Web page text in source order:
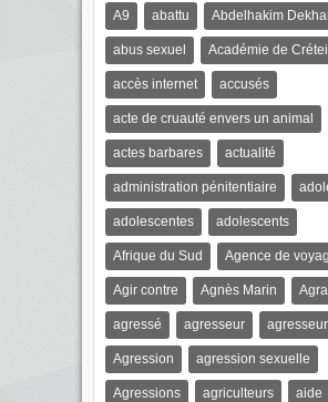
A9 abattu Abdelhakim
abus sexuel Académie de
accès internet accusés
acte de cruauté envers un animal
actes barbares actualité
administration pénitentiaire
adolescentes adolescents
Afrique du Sud Agence de
Agir contre Agnès Marin Agra
agressé agresseur
Agression agression sexuelle
Agressions agriculteurs aide